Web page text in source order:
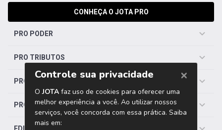
CONHEÇA O JOTA PRO
PRO PODER
PRO TRIBUTOS
PRO TRABALHISTA
PRO SAÚDE